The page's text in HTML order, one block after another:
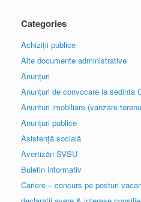
Categories
Achiziții publice
Alte documente administrative
Anunțuri
Anunțuri de convocare la sedinta
Anunturi imobiliare (vanzare
Anunțuri publice
Asistență socială
Avertizări SVSU
Buletin informativ
Cariere – concurs pe posturi